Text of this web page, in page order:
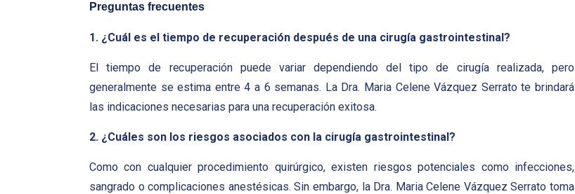
Preguntas frecuentes
1. ¿Cuál es el tiempo de recuperación después de una cirugía gastrointestinal?
El tiempo de recuperación puede variar dependiendo del tipo de cirugía realizada, pero
generalmente se estima entre 4 a 6 semanas. La Dra. Maria Celene Vázquez Serrato te brindará
las indicaciones necesarias para una recuperación exitosa.
2. ¿Cuáles son los riesgos asociados con la cirugía gastrointestinal?
Como con cualquier procedimiento quirúrgico, existen riesgos potenciales como infecciones,
sangrado o complicaciones anestésicas. Sin embargo, la Dra. Maria Celene Vázquez Serrato toma